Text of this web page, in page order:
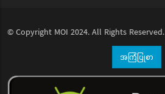
© Copyright MOI 2024. All Rights Reserved.
အကြံပြုစာ